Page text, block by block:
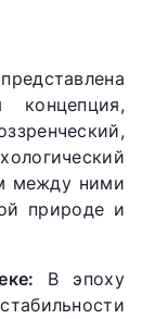
концепция,
между ними
природе и
В эпоху